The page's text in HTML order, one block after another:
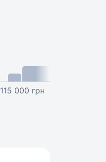
115 000 грн